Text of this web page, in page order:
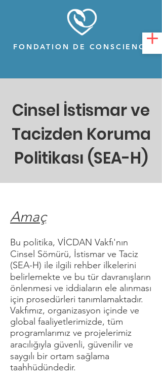
FONDATION DE CONSCIENCE
Cinsel İstismar ve
Tacizden Koruma
Politikası (SEA-H)
Amaç
Bu politika, VİCDAN Vakfı'nın
Cinsel Sömürü, İstismar ve Taciz
(SEA-H) ile ilgili rehber ilkelerini
belirlemekte ve bu tür davranışların
önlenmesi ve iddiaların ele alınması
için prosedürleri tanımlamaktadır.
Vakfımız, organizasyon içinde ve
global faaliyetlerimizde, tüm
programlarımız ve projelerimiz
aracılığıyla güvenli, güvenilir ve
saygılı bir ortam sağlama
taahhüdündedir.